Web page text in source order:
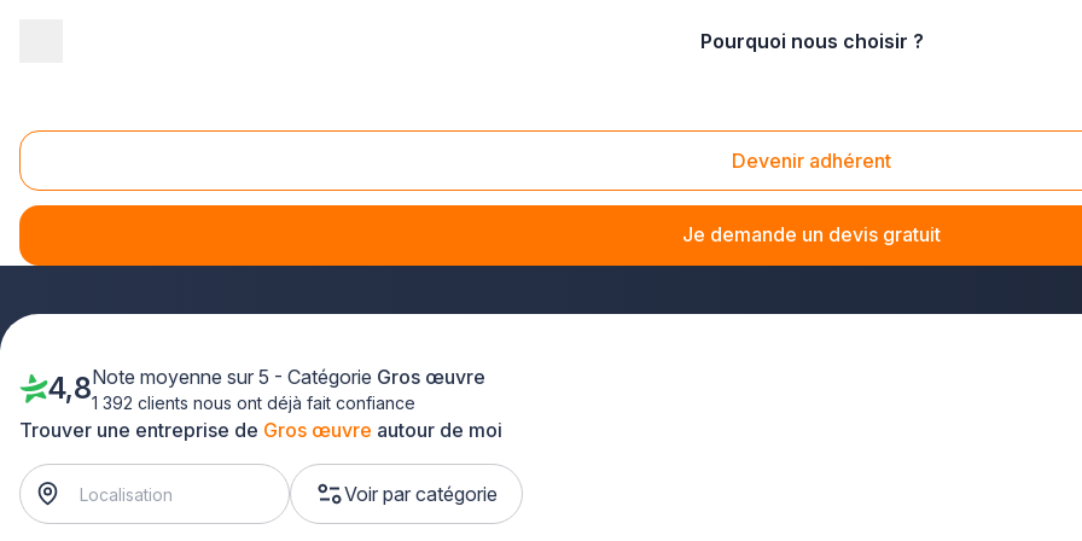
Pourquoi nous choisir ?
Devenir adhérent
Je demande un devis gratuit
Gros Oeuvre
Faites connaissance avec des adhérents Plus que pro issus desmeilleurs corps de métier du gros œuvre et de la
du sérieux, ces professionnels apportent leur expertise avérée dansvos travaux de construction ou de rénovation.
témoins de leurs services irréprochables.
Optez pour ces spécialistes du bâtimentpour la réalisation solide et durable
Trouver une entreprise de Gros œuvre autour de moi
Voir par catégorie
4,8Note moyenne sur 5 - Catégorie Gros œuvre
1 392 clients nous ont déjà fait confiance